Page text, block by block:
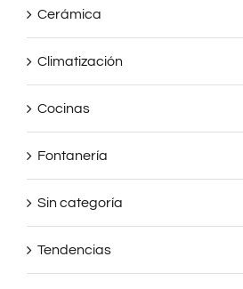
Cerámica
Climatización
Cocinas
Fontanería
Sin categoría
Tendencias